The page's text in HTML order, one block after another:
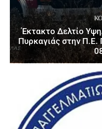
Έκτακτο Δελτίο
Πυρκαγιάς στην Π.Ε.